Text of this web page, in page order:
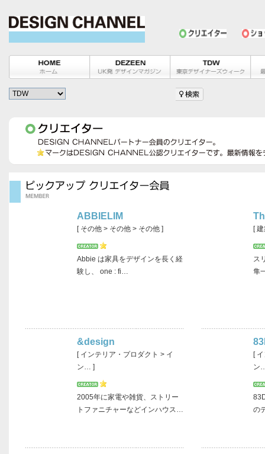
ABBIELIM
[ その他 > その他 > その他 ]
Abbie は家具をデザインを長く経
験し、 one : fi…
[
ス
隼
&design
[ インテリア・プロダクト > イ
ン… ]
2005年に家電や雑貨、ストリー
トファニチャーなどインハウス…
[
ン
の